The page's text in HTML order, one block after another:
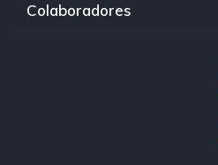
Colaboradores